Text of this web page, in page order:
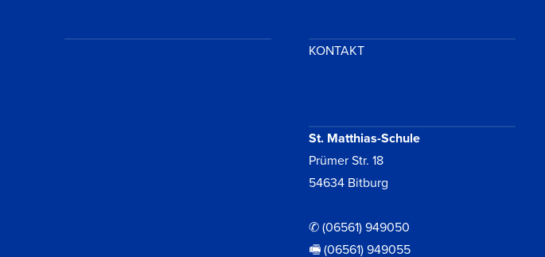
KONTAKT
St. Matthias-Schule
Prümer Str. 18
54634 Bitburg
✆ (06561) 949050
🖷 (06561) 949055